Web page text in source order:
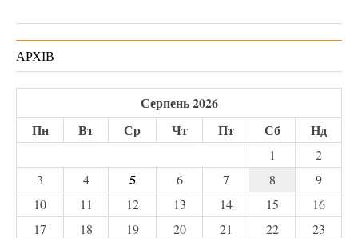
АРХІВ
Серпень 2026
Пн
Вт Ср Чт Пт Сб Нд
1
2
3
4 5 6 7 8
9
10
11 12 13 14 15
16
17
18 19 20 21 22
23